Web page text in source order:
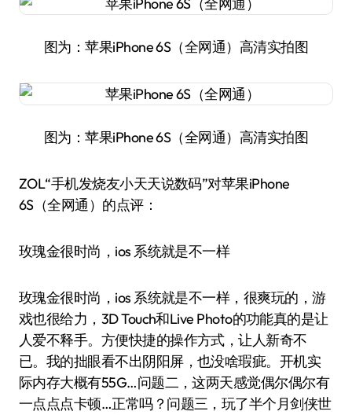
图为：苹果iPhone 6S（全网通）高清实拍图
图为：苹果iPhone 6S（全网通）高清实拍图
ZOL“手机发烧友小天天说数码”对苹果iPhone
6S（全网通）的点评：
玫瑰金很时尚，ios 系统就是不一样
玫瑰金很时尚，ios 系统就是不一样，很爽玩的，游
戏也很给力，3D Touch和Live Photo的功能真的是让
人爱不释手。方便快捷的操作方式，让人新奇不
已。我的拙眼看不出阴阳屏，也没啥瑕疵。开机实
际内存大概有55G…问题二，这两天感觉偶尔偶尔有
一点点点卡顿…正常吗？问题三，玩了半个月剑侠世